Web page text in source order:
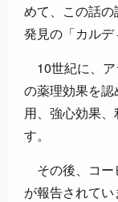
めて、この話
発見の「カルデ
10世紀に、ア
の薬理効果を
用、強心効果
す。
その後、コー
が報告されて